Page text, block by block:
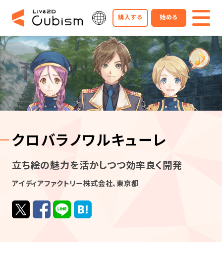
購入する 始める
クロバラノワルキューレ
立ち絵の魅力を活かしつつ効率良く開発
アイディアファクトリー株式会社、東京都